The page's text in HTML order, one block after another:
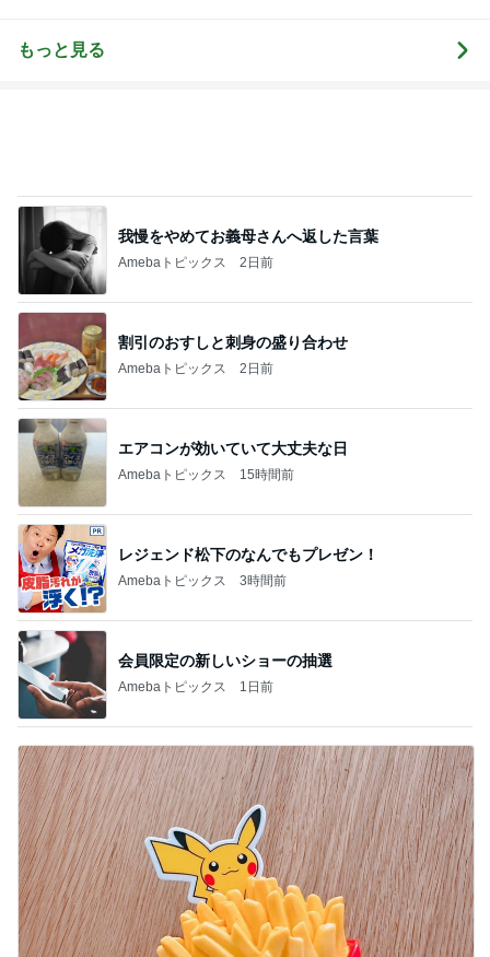
もっと見る
我慢をやめてお義母さんへ返した言葉
Amebaトピックス 2日前
割引のおすしと刺身の盛り合わせ
Amebaトピックス 2日前
エアコンが効いていて大丈夫な日
Amebaトピックス 15時間前
レジェンド松下のなんでもプレゼン！
Amebaトピックス 3時間前
会員限定の新しいショーの抽選
Amebaトピックス 1日前